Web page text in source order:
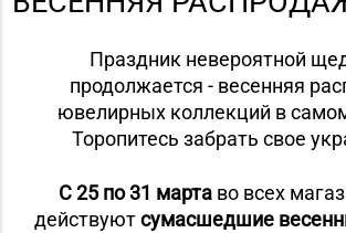
Праздник невероятной
продолжается - весенняя
ювелирных коллекций в
Торопитесь забрать свое
С 25 по 31 мартаво всех
действуютсумасшедшие